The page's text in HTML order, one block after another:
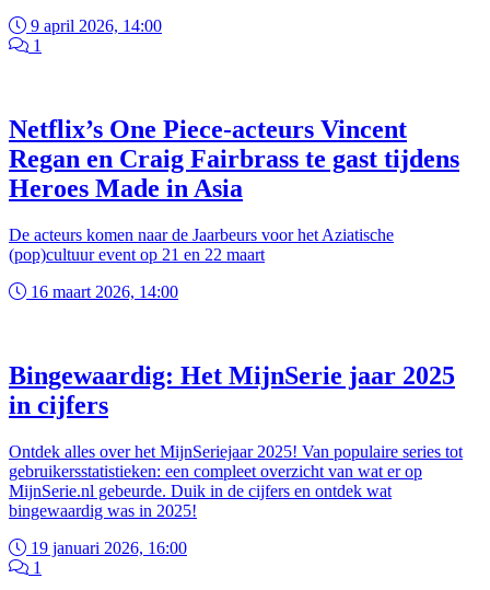
9 april 2026, 14:00
1
Netflix’s One Piece-acteurs Vincent
Regan en Craig Fairbrass te gast tijdens
Heroes Made in Asia
De acteurs komen naar de Jaarbeurs voor het Aziatische
(pop)cultuur event op 21 en 22 maart
16 maart 2026, 14:00
Bingewaardig: Het MijnSerie jaar 2025
in cijfers
Ontdek alles over het MijnSeriejaar 2025! Van populaire series tot
gebruikersstatistieken: een compleet overzicht van wat er op
MijnSerie.nl gebeurde. Duik in de cijfers en ontdek wat
bingewaardig was in 2025!
19 januari 2026, 16:00
1